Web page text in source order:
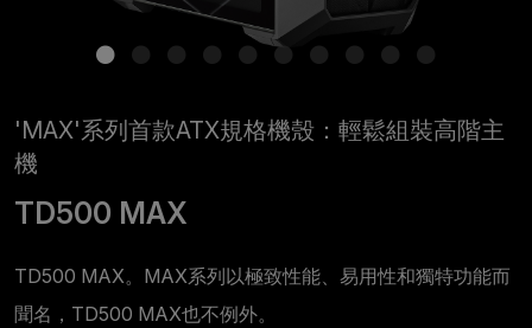
'MAX'系列首款ATX規格機殼：輕鬆組裝高階主
機
TD500 MAX
TD500 MAX。MAX系列以極致性能、易用性和獨特功能而
聞名，TD500 MAX也不例外。